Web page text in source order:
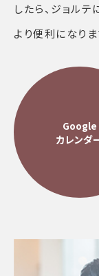
したら、ジョル
より便利になりま
Google
カレンダ